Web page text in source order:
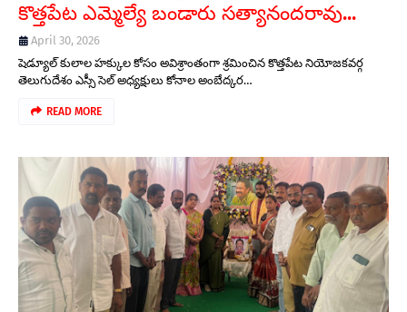
కొత్తపేట ఎమ్మెల్యే బండారు సత్యానందరావు...
April 30, 2026
షెడ్యూల్ కులాల హక్కుల కోసం అవిశ్రాంతంగా శ్రమించిన కొత్తపేట నియోజకవర్గ
తెలుగుదేశం ఎస్సీ సెల్ అధ్యక్షులు కోనాల అంబేద్కర…
READ MORE